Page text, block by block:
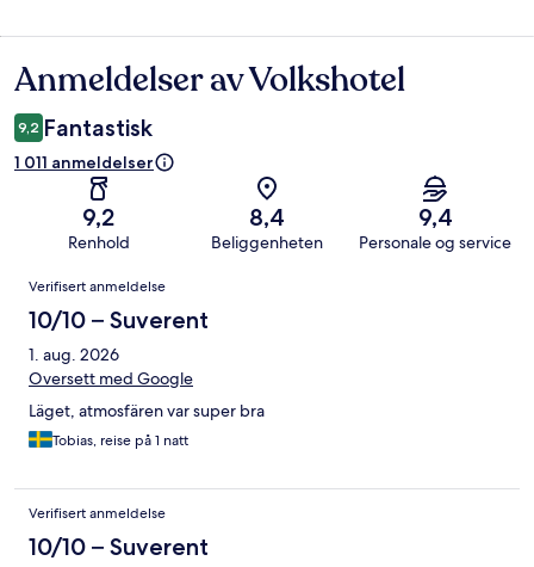
Anmeldelser
Anmeldelser av Volkshotel
9,2 Fantastisk
1 011 anmeldelser
9,2
Renhold
8,4
Beliggenheten
9,4
Personale og service
Anmeldelser
Verifisert anmeldelse
10/10 – Suverent
1. aug. 2026
Oversett med Google
Läget, atmosfären var super bra
Tobias, reise på 1 natt
Verifisert anmeldelse
10/10 – Suverent